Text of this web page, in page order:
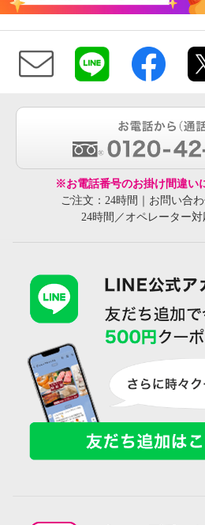
※お電話番号のお掛け間違い
ご注文：24時間｜お問い合
24時間／オペレーター対